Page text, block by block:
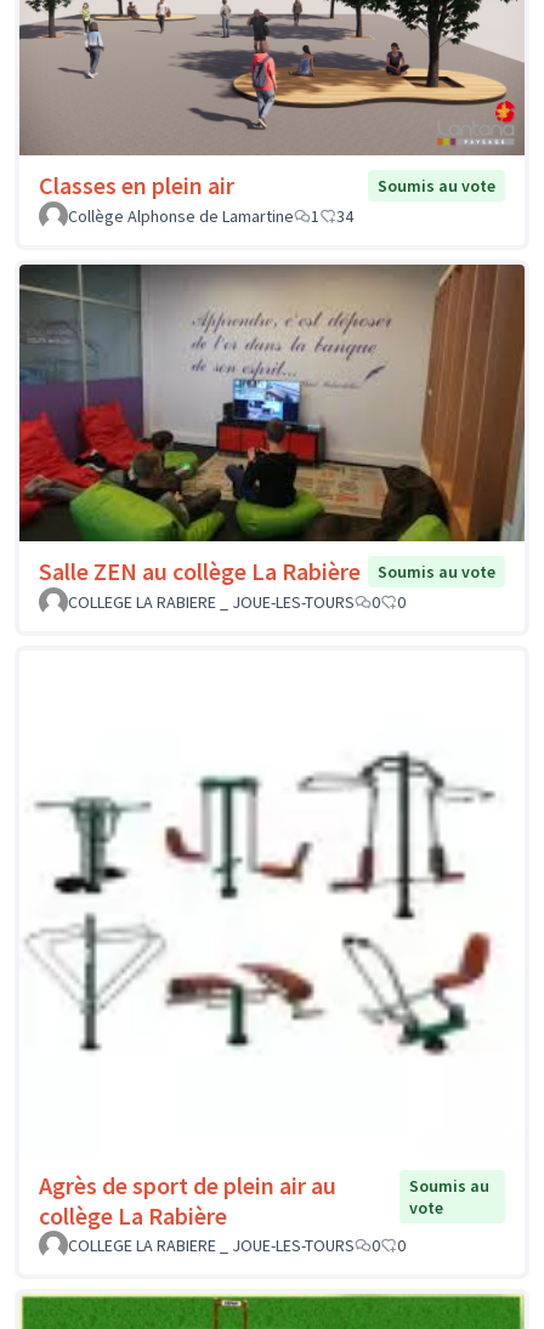
Classes en plein air
Soumis au vote
Collège Alphonse de Lamartine
1 34
Salle ZEN au collège La Rabière
Soumis au vote
COLLEGE LA RABIERE _ JOUE-LES-TOURS
0 0
Agrès de sport de plein air au
collège La Rabière
Soumis au
vote
COLLEGE LA RABIERE _ JOUE-LES-TOURS
0 0